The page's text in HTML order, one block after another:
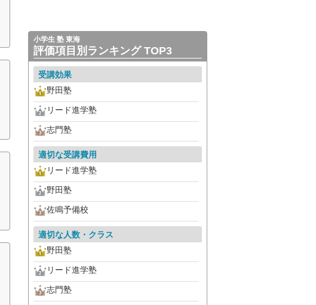
小学生 塾 東海
評価項目別ランキング TOP3
受講効果
野田塾
リード進学塾
志門塾
適切な受講費用
リード進学塾
野田塾
佐鳴予備校
適切な人数・クラス
野田塾
リード進学塾
志門塾